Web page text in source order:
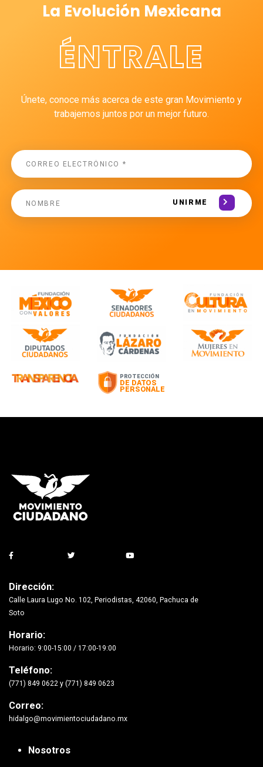
La Evolución Mexicana
ÉNTRALE
Únete, conoce más acerca de este gran Movimiento y
trabajemos juntos por un mejor futuro.
UNIRME
Dirección:
Calle Laura Lugo No. 102, Periodistas, 42060, Pachuca de
Soto
Horario:
Horario: 9:00-15:00 / 17:00-19:00
Teléfono:
(771) 849 0622 y (771) 849 0623
Correo:
hidalgo@movimientociudadano.mx
Nosotros